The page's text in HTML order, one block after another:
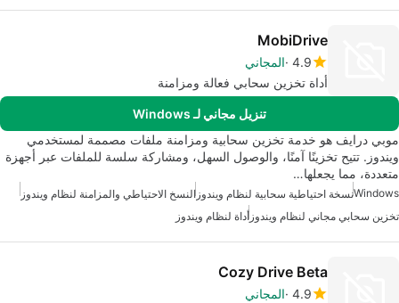
MobiDrive
4.9 المجاني
أداة تخزين سحابي فعالة ومزامنة
تنزيل مجاني لـ Windows
موبي درايف هو خدمة تخزين سحابية ومزامنة ملفات مصممة لمستخدمي
ويندوز. تتيح تخزينًا آمنًا، والوصول السهل، ومشاركة سلسة للملفات عبر أجهزة
متعددة، مما يجعلها…
Windowsنسخة احتياطية سحابية لنظام ويندوز النسخ الاحتياطي والمزامنة لنظام ويندوز
تخزين سحابي مجاني لنظام ويندوز أداة لنظام ويندوز
Cozy Drive Beta
4.9 المجاني